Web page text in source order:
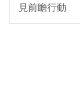
見前瞻行動